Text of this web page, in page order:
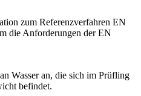
zum Referenzverfahren EN
die Anforderungen der EN
Wasser an, die sich im Prüfling
befindet.